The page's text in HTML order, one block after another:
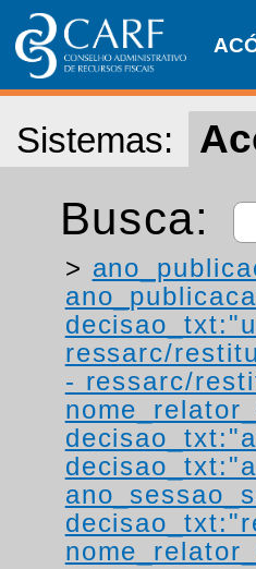
Sistemas:
Busca:
>
ressarc/
- ressarc/